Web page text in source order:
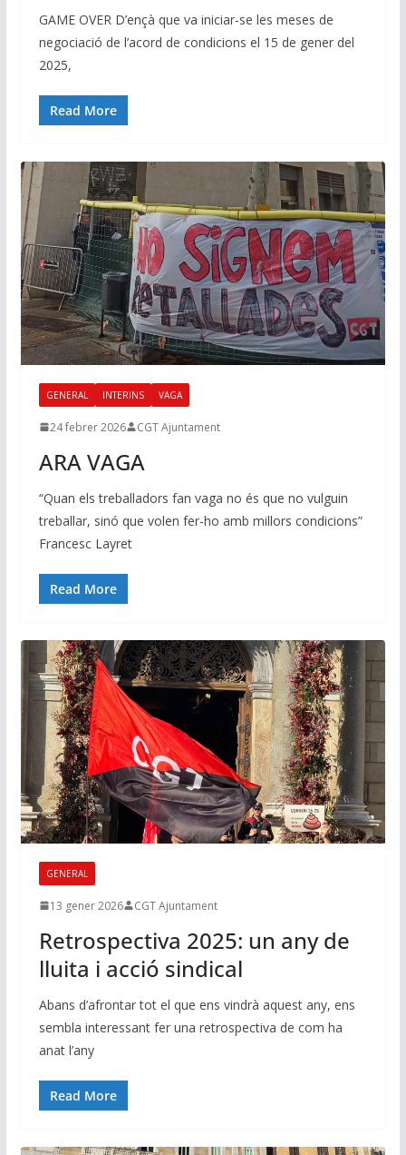
GAME OVER D’ençà que va iniciar-se les meses de
negociació de l’acord de condicions el 15 de gener del
2025,
Read More
GENERAL INTERINS VAGA
24 febrer 2026 CGT Ajuntament
ARA VAGA
“Quan els treballadors fan vaga no és que no vulguin
treballar, sinó que volen fer-ho amb millors condicions”
Francesc Layret
Read More
GENERAL
13 gener 2026 CGT Ajuntament
Retrospectiva 2025: un any de
lluita i acció sindical
Abans d’afrontar tot el que ens vindrà aquest any, ens
sembla interessant fer una retrospectiva de com ha
anat l’any
Read More